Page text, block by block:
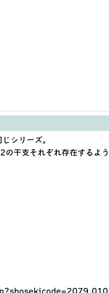
じシリーズ。
の干支それぞれ存在するよう